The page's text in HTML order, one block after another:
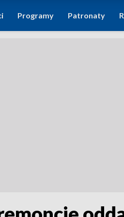
Programy Patronaty